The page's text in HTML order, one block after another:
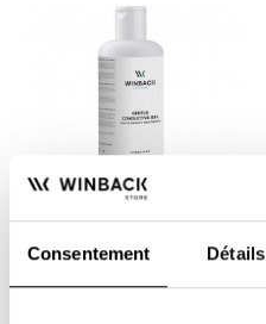
Consentement Détails
Gel Conductor Friendly